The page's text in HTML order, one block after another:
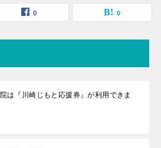
0 0
は『川崎じもと応援券』が利用できま